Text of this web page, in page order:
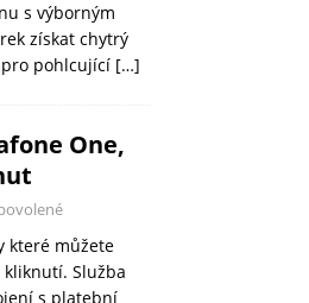
s výborným
získat chytrý
pro pohlcující […]
One,
které můžete
Služba
s platební